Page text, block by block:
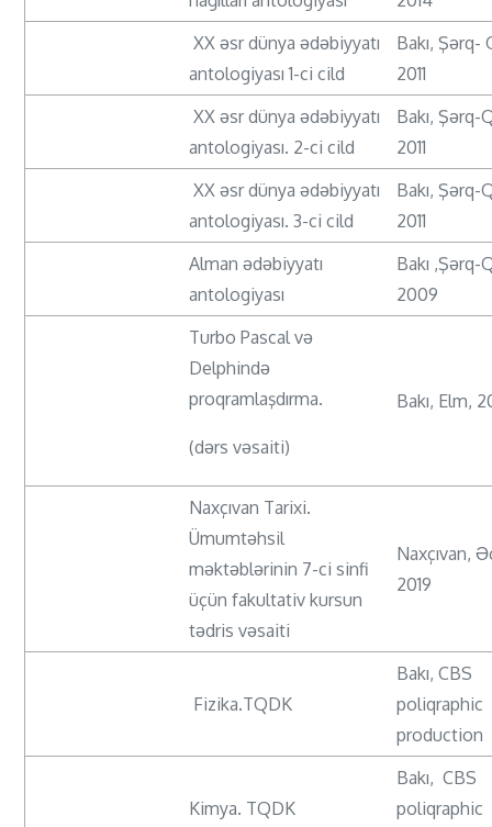
XX əsr dünya ədəbiyyatı
antologiyası 1-ci cild
Bakı, Şərq-
2011
XX əsr dünya ədəbiyyatı
antologiyası. 2-ci cild
Bakı, Şərq-
2011
XX əsr dünya ədəbiyyatı
antologiyası. 3-ci cild
Bakı, Şərq-
2011
Alman ədəbiyyatı
antologiyası
Bakı ,Şərq-
2009
Turbo Pascal və
Delphində
proqramlaşdırma.
(dərs vəsaiti)
Bakı, Elm,
Naxçıvan Tarixi.
Ümumtəhsil
məktəblərinin 7-ci sinfi
üçün fakultativ kursun
tədris vəsaiti
Naxçıvan,
2019
Fizika.TQDK
Bakı, CBS
poliqraphic
production
Kimya. TQDK
Bakı, CBS
poliqraphic